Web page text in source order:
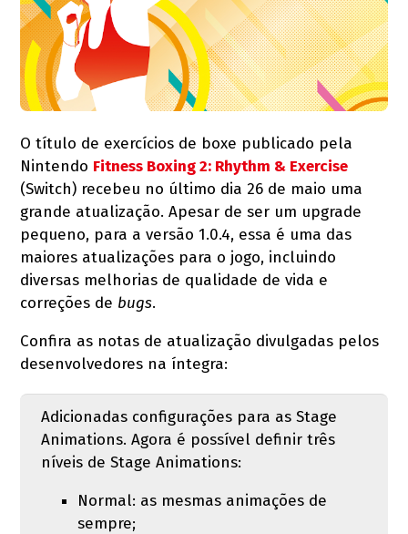
O título de exercícios de boxe publicado pela
Nintendo Fitness Boxing 2: Rhythm & Exercise
(Switch) recebeu no último dia 26 de maio uma
grande atualização. Apesar de ser um upgrade
pequeno, para a versão 1.0.4, essa é uma das
maiores atualizações para o jogo, incluindo
diversas melhorias de qualidade de vida e
correções de bugs.
Confira as notas de atualização divulgadas pelos
desenvolvedores na íntegra:
Adicionadas configurações para as Stage
Animations. Agora é possível definir três
níveis de Stage Animations:
Normal: as mesmas animações de
sempre;